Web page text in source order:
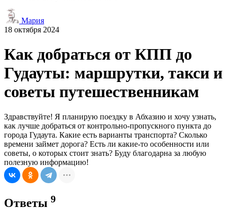
Мария
18 октября 2024
Как добраться от КПП до
Гудауты: маршрутки, такси и
советы путешественникам
Здравствуйте! Я планирую поездку в Абхазию и хочу узнать,
как лучше добраться от контрольно-пропускного пункта до
города Гудаута. Какие есть варианты транспорта? Сколько
времени займет дорога? Есть ли какие-то особенности или
советы, о которых стоит знать? Буду благодарна за любую
полезную информацию!
Ответы 9